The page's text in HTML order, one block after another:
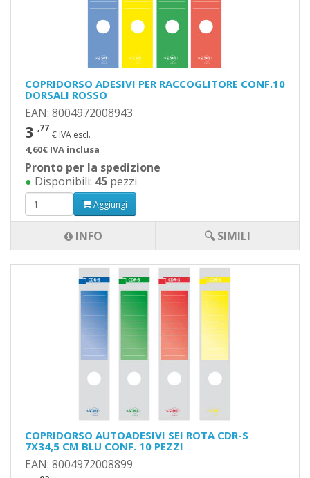
COPRIDORSO ADESIVI PER RACCOGLITORE CONF.10
DORSALI ROSSO
EAN: 8004972008943
3 ,77
€ IVA escl.
4,60€ IVA inclusa
Pronto per la spedizione
● Disponibili: 45 pezzi
Aggiungi
INFO 🔍 SIMILI
COPRIDORSO AUTOADESIVI SEI ROTA CDR-S
7X34,5 CM BLU CONF. 10 PEZZI
EAN: 8004972008899